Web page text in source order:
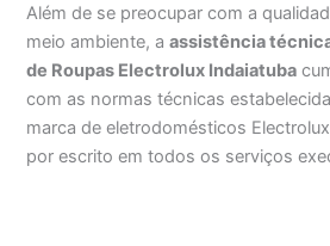
Além de se preocupar com a
meio ambiente, aassistência
de Roupas Electrolux Indaiatuba
com as normas técnicas
marca de eletrodomésticos
por escrito em todos os serviços